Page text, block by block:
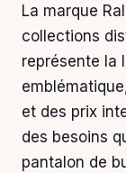
La marque
collections
représente la
et des prix
des besoins
pantalon de